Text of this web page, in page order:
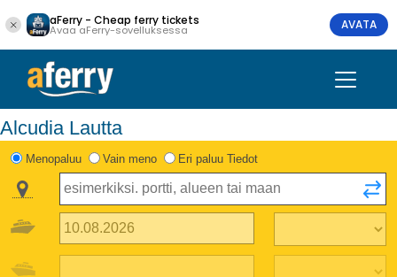
aFerry - Cheap ferry tickets
Avaa aFerry-sovelluksessa AVATA
Alcudia Lautta
Menopaluu Vain meno Eri paluu Tiedot